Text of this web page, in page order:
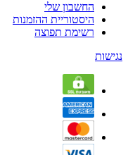
החשבון שלי
היסטוריית ההזמנות
רשימת תפוצה
נגישות